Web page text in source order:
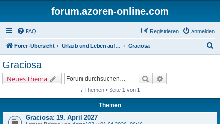
forum.azoren-online.com
FAQ Anmelden
Registrieren
Foren-Übersicht Urlaub und Leben auf den Azoren - Insel für Insel Graciosa
Graciosa
Neues Thema Suche
7 Themen • Seite 1 von 1
Themen
Graciosa: 19. April 2027